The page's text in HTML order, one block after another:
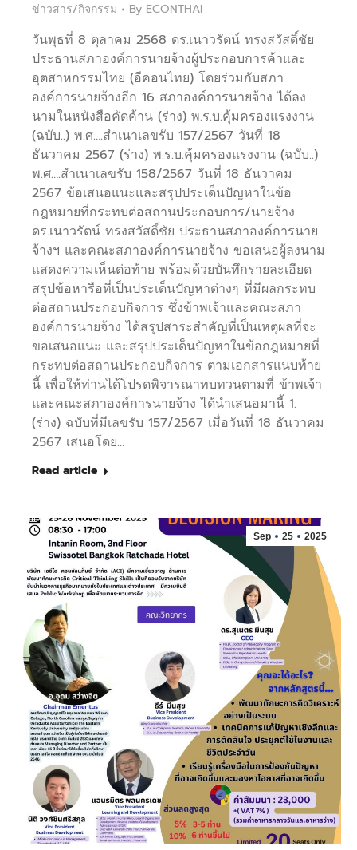
ข่าวสาร/กิจกรรม By ECONTHAI
วันพุธที่ 8 ตุลาคม 2568 ดร.เนาวรัตน์ ทรงสวัสดิ์ชัย
ประธานสภาองค์การนายจ้างผู้ประกอบการค้าและ
อุตสาหกรรมไทย (อีคอนไทย) โดยร่วมกับสภา
องค์การนายจ้างอีก 16 สภาองค์การนายจ้าง ได้ลง
นามในหนังสือคัดค้าน (ร่าง) พ.ร.บ.คุ้มครองแรงงาน
(ฉบับ..) พ.ศ….สำเนาเลขรับ 157/2567 วันที่ 18
ธันวาคม 2567 (ร่าง) พ.ร.บ.คุ้มครองแรงงาน (ฉบับ..)
พ.ศ….สำเนาเลขรับ 158/2567 วันที่ 18 ธันวาคม
2567 ข้อเสนอแนะและสรุปประเด็นปัญหาในข้อ
กฎหมายที่กระทบต่อสถานประกอบการ/นายจ้าง
ดร.เนาวรัตน์ ทรงสวัสดิ์ชัย ประธานสภาองค์การนาย
จ้างฯ และคณะสภาองค์การนายจ้าง ขอเสนอผู้ลงนาม
แสดงความเห็นต่อท้าย พร้อมด้วยบันทึกรายละเอียด
สรุปข้อหารือที่เป็นประเด็นปัญหาต่างๆ ที่มีผลกระทบ
ต่อสถานประกอบกิจการ ซึ่งข้าพเจ้าและคณะสภา
องค์การนายจ้าง ได้สรุปสาระสำคัญที่เป็นเหตุผลที่จะ
ขอเสนอแนะ และสรุปประเด็นปัญหาในข้อกฎหมายที่
กระทบต่อสถานประกอบกิจการ ตามเอกสารแนบท้าย
นี้ เพื่อให้ท่านได้โปรดพิจารณาทบทวนตามที่ ข้าพเจ้า
และคณะสภาองค์การนายจ้าง ได้นำเสนอมานี้ 1.
(ร่าง) ฉบับที่มีเลขรับ 157/2567 เมื่อวันที่ 18 ธันวาคม
2567 เสนอโดย…
Read article
Sep 25 2025